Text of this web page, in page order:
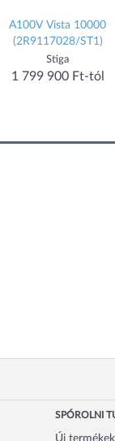
A100V Vista 10000
(2R9117028/ST1)
Stiga
1 799 900 Ft-tól
SPÓROLNI